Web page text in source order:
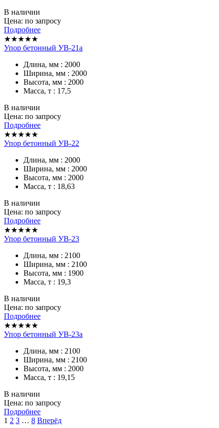
В наличии
Цена: по запросу
Подробнее
★★★★★
Упор бетонный УВ-21а
Длина, мм : 2000
Ширина, мм : 2000
Высота, мм : 2000
Масса, т : 17,5
В наличии
Цена: по запросу
Подробнее
★★★★★
Упор бетонный УВ-22
Длина, мм : 2000
Ширина, мм : 2000
Высота, мм : 2000
Масса, т : 18,63
В наличии
Цена: по запросу
Подробнее
★★★★★
Упор бетонный УВ-23
Длина, мм : 2100
Ширина, мм : 2100
Высота, мм : 1900
Масса, т : 19,3
В наличии
Цена: по запросу
Подробнее
★★★★★
Упор бетонный УВ-23а
Длина, мм : 2100
Ширина, мм : 2100
Высота, мм : 2000
Масса, т : 19,15
В наличии
Цена: по запросу
Подробнее
1 2 3 … 8 Вперёд